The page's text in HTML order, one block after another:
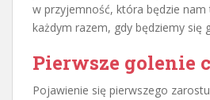
w przyjemność, która będzie nam
każdym razem, gdy będziemy się
Pierwsze golenie
Pojawienie się pierwszego